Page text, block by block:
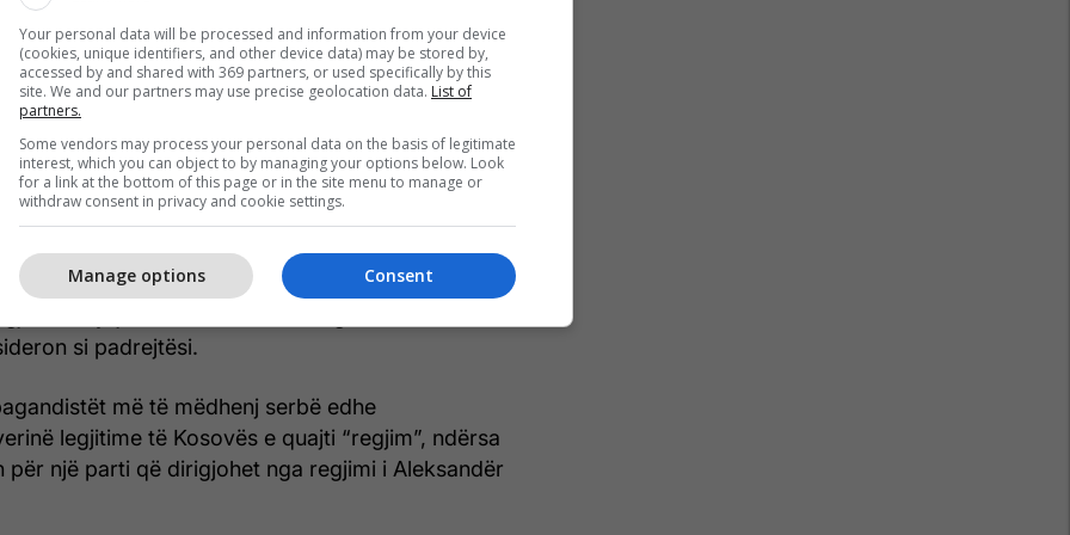
dhe Metohi”.
për “presionin e vazhdueshëm institucional
ekspozuar serbët, sfidat serioze të sigurisë,
dhe refuzimin e formimit të Bashkësisë së
Serbe, si dhe përpjekjet shqetësuese për
serb përmes kontestimit të simboleve
të rrugëve dhe presioneve ndaj Kishës
mbylljen e institucioneve ilegale të Serbisë
si padrejtësi.
më të mëdhenj serbë edhe
legjitime të Kosovës e quajti “regjim”, ndërsa
për një parti që dirigjohet nga regjimi i Aleksandër
Your personal data will be processed and information from your device
(cookies, unique identifiers, and other device data) may be stored by,
accessed by and shared with 369 partners, or used specifically by this
site. We and our partners may use precise geolocation data. List of
partners.
Some vendors may process your personal data on the basis of legitimate
interest, which you can object to by managing your options below. Look
for a link at the bottom of this page or in the site menu to manage or
withdraw consent in privacy and cookie settings.
Consent
Manage options